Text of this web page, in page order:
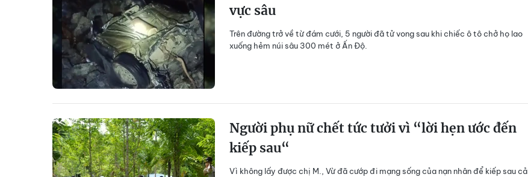
vực sâu
Trên đường trở về từ đám cưới, 5 người đã tử vong sau khi chiếc ô tô chở họ lao
xuống hẻm núi sâu 300 mét ở Ấn Độ.
Người phụ nữ chết tức tưởi vì “lời hẹn ước đến
kiếp sau“
Vì không lấy được chị M., Vừ đã cướp đi mạng sống của nạn nhân để kiếp sau cả